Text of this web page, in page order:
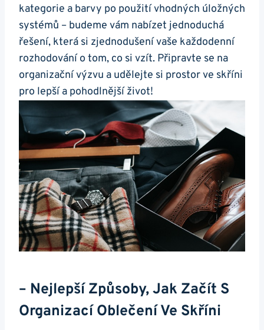
kategorie a barvy po použití vhodných úložných
systémů – budeme vám nabízet jednoduchá
řešení, která si zjednodušení vaše každodenní
rozhodování o tom, co si vzít. Připravte se na
organizační výzvu a udělejte si prostor ve skříni
pro lepší a pohodlnější život!
– Nejlepší Způsoby, Jak Začít S
Organizací Oblečení Ve Skříni